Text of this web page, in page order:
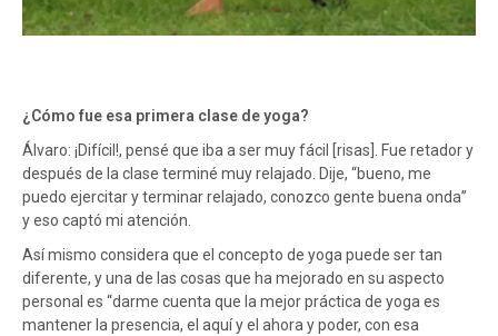
¿Cómo fue esa primera clase de yoga?
Álvaro: ¡Difícil!, pensé que iba a ser muy fácil [risas]. Fue retador y
después de la clase terminé muy relajado. Dije, “bueno, me
puedo ejercitar y terminar relajado, conozco gente buena onda”
y eso captó mi atención.
Así mismo considera que el concepto de yoga puede ser tan
diferente, y una de las cosas que ha mejorado en su aspecto
personal es “darme cuenta que la mejor práctica de yoga es
mantener la presencia, el aquí y el ahora y poder, con esa